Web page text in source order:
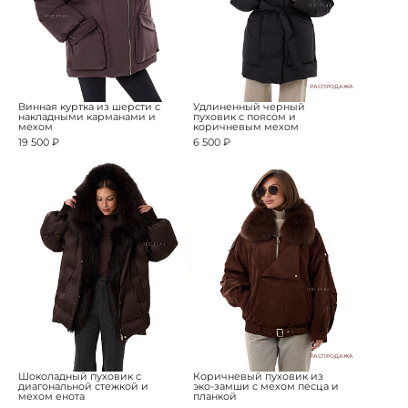
Винная куртка из шерсти с
накладными карманами и
мехом
19 500 ₽
РАСПРОДАЖА
Удлиненный черный
пуховик с поясом и
коричневым мехом
6 500 ₽
Шоколадный пуховик с
диагональной стежкой и
мехом енота
РАСПРОДАЖА
Коричневый пуховик из
эко-замши с мехом песца и
планкой